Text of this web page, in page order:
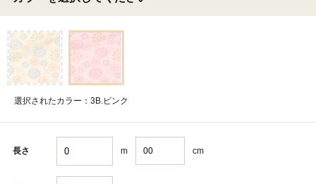
選択されたカラー：3B.ピンク
長さ m cm